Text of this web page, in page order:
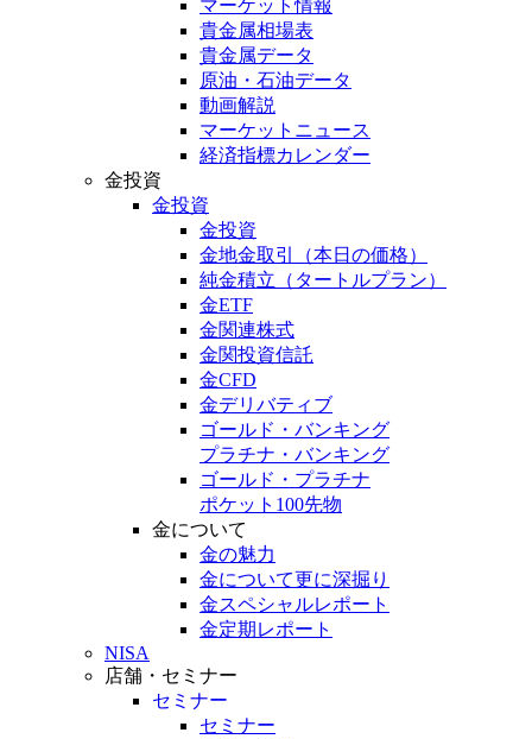
マーケット情報
貴金属相場表
貴金属データ
原油・石油データ
動画解説
マーケットニュース
経済指標カレンダー
金投資
金投資
金投資
金地金取引
（本日の価格）
純金積立 （タートルプラン）
金ETF
金関連株式
金関投資信託
金CFD
金デリバティブ
ゴールド・バンキング
プラチナ・バンキング
ゴールド・プラチナ
ポケット100先物
金について
金の魅力
金について更に深掘り
金スペシャルレポート
金定期レポート
NISA
店舗・セミナー
セミナー
セミナー